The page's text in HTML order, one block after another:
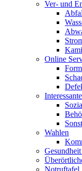
Ver- und
Online
Wahlen
Notruftafel